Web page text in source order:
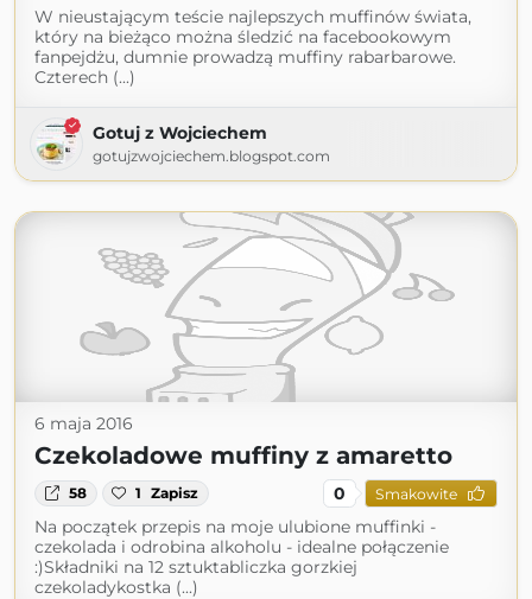
W nieustającym teście najlepszych muffinów świata,
który na bieżąco można śledzić na facebookowym
fanpejdżu, dumnie prowadzą muffiny rabarbarowe.
Czterech (...)
Gotuj z Wojciechem
gotujzwojciechem.blogspot.com
6 maja 2016
Czekoladowe muffiny z amaretto
58 1 Zapisz 0 Smakowite
Na początek przepis na moje ulubione muffinki -
czekolada i odrobina alkoholu - idealne połączenie
:)Składniki na 12 sztuktabliczka gorzkiej
czekoladykostka (...)